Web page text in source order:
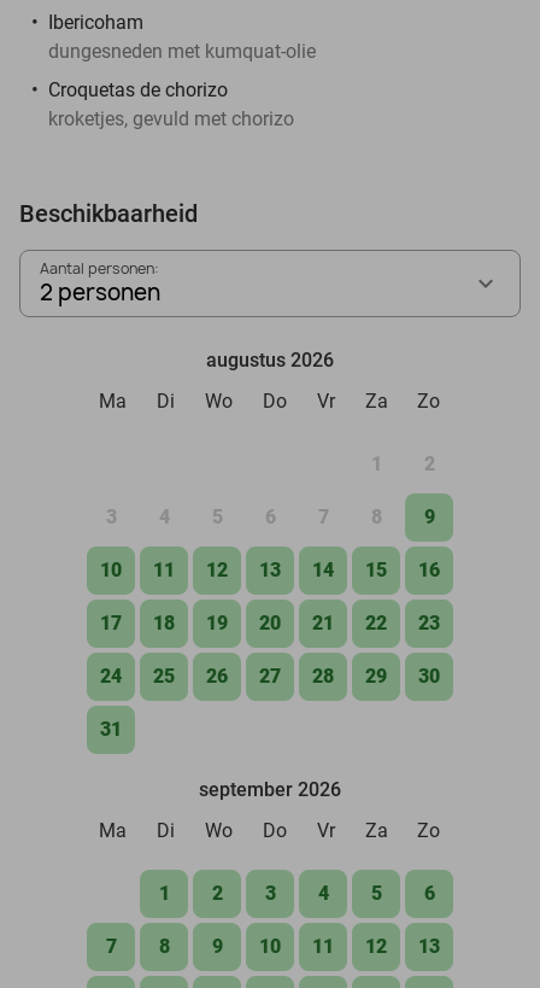
Ibericoham
dungesneden met kumquat-olie
Croquetas de chorizo
kroketjes, gevuld met chorizo
Beschikbaarheid
Aantal personen:
2 personen
augustus 2026
Ma
Di Wo Do Vr Za Zo
1 2
3 4 5 6 7 8 9
10 11 12 13 14 15 16
17 18 19 20 21 22 23
24 25 26 27 28 29 30
31
september 2026
Ma
Di Wo Do Vr Za Zo
1 2 3 4 5 6
7 8 9 10 11 12 13